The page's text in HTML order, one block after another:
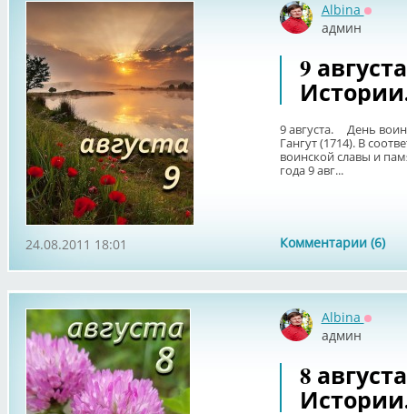
Albina
админ
9
9 августа. День
Гангут (1714). В
воинской славы и
года 9 авг...
Комментарии (6)
24.08.2011 18:01
Albina
админ
8